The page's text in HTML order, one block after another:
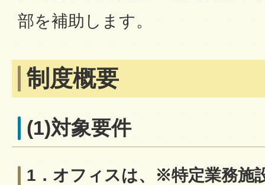
部を補助します。
制度概要
(1)対象要件
1．オフィスは、※特定業務施